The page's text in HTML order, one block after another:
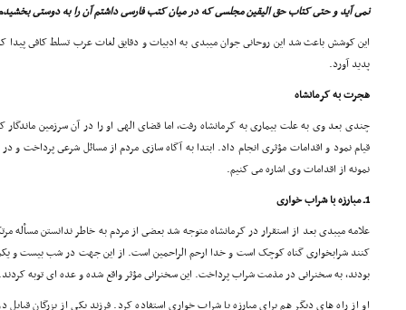
نمى آید و حتى کتاب حق الیقین مجلسى که در میان کتب فارسى داشتم آن را به دوستى
این کوشش باعث شد این روحانى جوان میبدى به ادبیات و دقایق لغات عرب تسلط کافى پیدا
پدید آورد.
هجرت به کرمانشاه
چندى بعد وى به علت بیمارى به کرمانشاه رفت، اما قضاى الهى او را در آن سرزمین
قیام نمود و اقدامات مؤثرى انجام داد. ابتدا به آگاه سازى مردم از مسائل شرعى پرداخت و
نمونه از اقدامات وى اشاره مى کنیم.
1ـ مبارزه با شراب خوارى
علامه میبدى بعد از استقرار در کرمانشاه متوجه شد بعضى از مردم به خاطر ندانستن
کنند شرابخوارى گناه کوچک است و خدا ارحم الراحمین است. از این جهت در شب بیست و
بودند، به سخنرانى در مذمت شراب پرداخت. این سخنرانى مؤثر واقع شده و عده اى توبه
او از راه هاى دیگر هم براى مبارزه با شراب خوارى استفاده کرد. فرزند یکى از بزرگان